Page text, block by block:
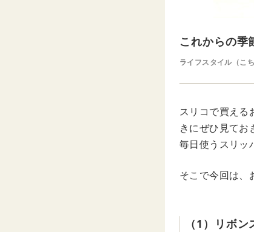
これからの季
ライフスタイル（こ
スリコで買える
きにぜひ見てお
毎日使うスリッ
そこで今回は、
（1）リボ